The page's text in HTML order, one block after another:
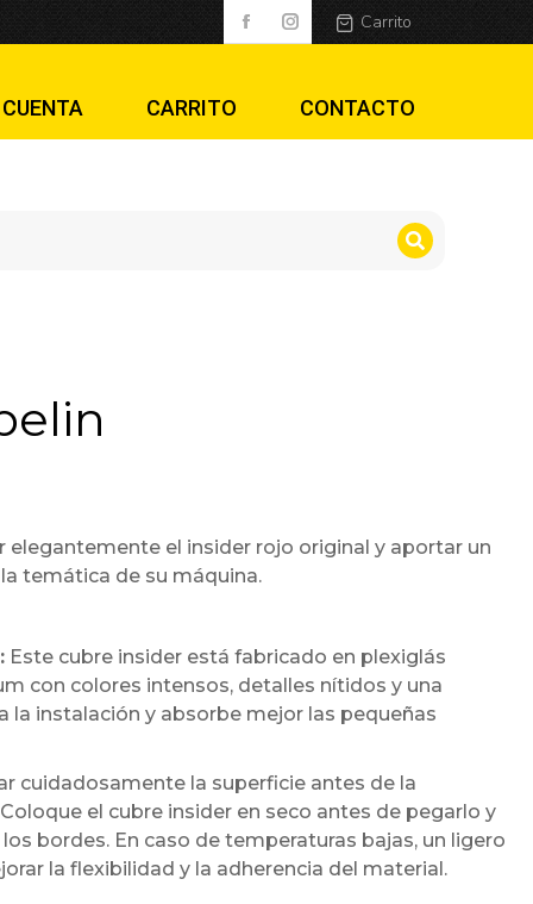
Carrito
CARRITO CONTACTO
el insider rojo original y aportar un
temática de su máquina.
Este cubre insider está fabricado en plexiglás
con colores intensos, detalles nítidos y una
la instalación y absorbe mejor las pequeñas
cuidadosamente la superficie antes de la
el cubre insider en seco antes de pegarlo y
bordes. En caso de temperaturas bajas, un ligero
la flexibilidad y la adherencia del material.